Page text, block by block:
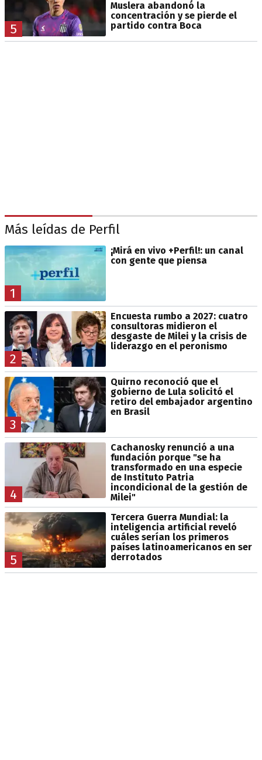
5
Muslera abandonó la
concentración y se pierde el
partido contra Boca
Más leídas de Perfil
1
¡Mirá en vivo +Perfil!: un canal
con gente que piensa
2
Encuesta rumbo a 2027: cuatro
consultoras midieron el
desgaste de Milei y la crisis de
liderazgo en el peronismo
3
Quirno reconoció que el
gobierno de Lula solicitó el
retiro del embajador argentino
en Brasil
4
Cachanosky renunció a una
fundación porque "se ha
transformado en una especie
de Instituto Patria
incondicional de la gestión de
Milei"
5
Tercera Guerra Mundial: la
inteligencia artificial reveló
cuáles serían los primeros
países latinoamericanos en ser
derrotados